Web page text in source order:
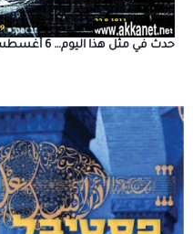
حدث في مثل هذا اليوم… 6 أغسطس أو 6 آب أو يوم 6 \ 8